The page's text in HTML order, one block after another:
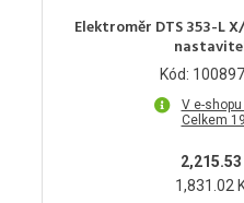
Elektroměr DTS 353-L
Kód:
V e-
Celkem
2,215.53
1,831.02